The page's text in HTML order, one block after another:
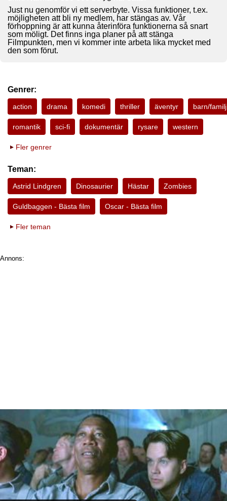
Just nu genomför vi ett serverbyte. Vissa funktioner, t.ex.
möjligheten att bli ny medlem, har stängas av. Vår
förhoppning är att kunna återinföra funktionerna så snart
som möligt. Det finns inga planer på att stänga
Filmpunkten, men vi kommer inte arbeta lika mycket med
den som förut.
Genrer:
action drama komedi thriller äventyr barn/familj
romantik sci-fi dokumentär rysare western
Fler genrer
Teman:
Astrid Lindgren Dinosaurier Hästar Zombies
Guldbaggen - Bästa film Oscar - Bästa film
Fler teman
Annons: